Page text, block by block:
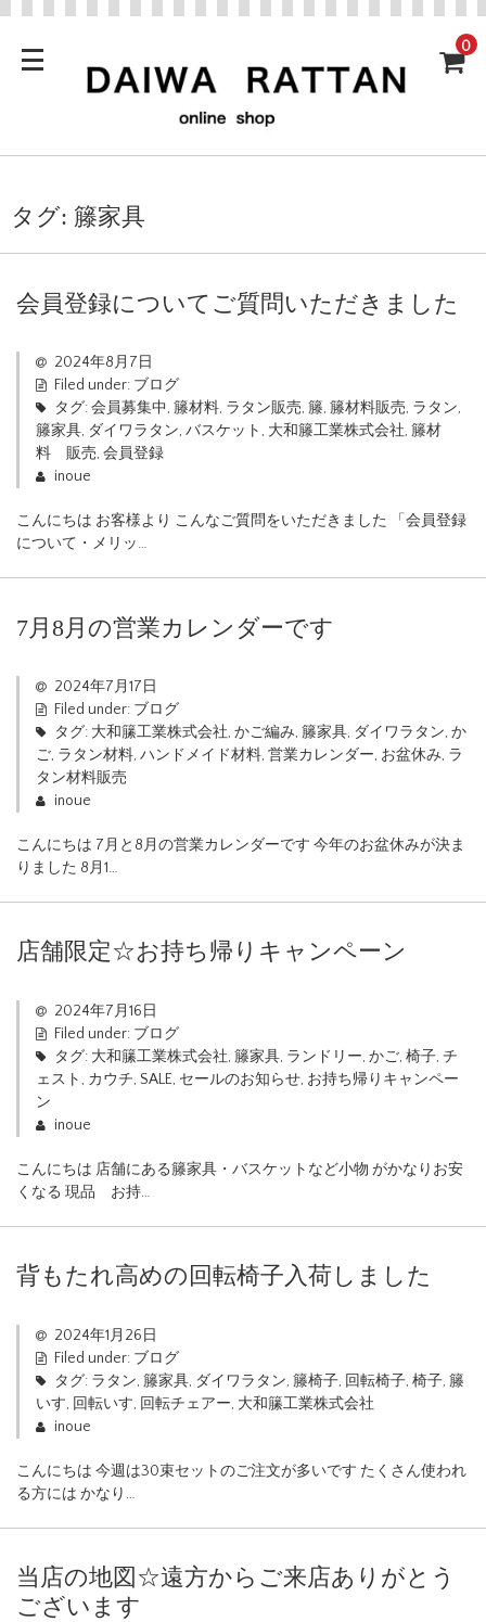
0
タグ: 籐家具
会員登録についてご質問いただきました
2024年8月7日
Filed under: ブログ
タグ:会員募集中, 籐材料, ラタン販売, 籐, 籐材料販売, ラタン,
籐家具, ダイワラタン, バスケット , 大和籐工業株式会社, 籐材
料 販売, 会員登録
inoue
こんにちは お客様より こんなご質問をいただきました 「会員登録
について・メリッ…
7月8月の営業カレンダーです
2024年7月17日
Filed under: ブログ
タグ: 大和籘工業株式会社, かご編み, 籐家具, ダイワラタン, か
ご, ラタン材料, ハンドメイド材料, 営業カレンダー, お盆休み, ラ
タン材料販売
inoue
こんにちは 7月と8月の営業カレンダーです 今年のお盆休みが決ま
りました 8月1…
店舗限定☆お持ち帰りキャンペーン
2024年7月16日
Filed under: ブログ
タグ: 大和籘工業株式会社, 籐家具, ランドリー, かご, 椅子, チ
ェスト , カウチ, SALE, セールのお知らせ, お持ち帰りキャンペー
ン
inoue
こんにちは 店舗にある籐家具・バスケットなど小物 がかなりお安
くなる 現品 お持…
背もたれ高めの回転椅子入荷しました
2024年1月26日
Filed under: ブログ
タグ: ラタン, 籐家具, ダイワラタン, 籐椅子, 回転椅子, 椅子, 籐
いす, 回転いす, 回転チェアー, 大和籘工業株式会社
inoue
こんにちは 今週は30束セットのご注文が多いです たくさん使われ
る方には かなり…
当店の地図☆遠方からご来店ありがとう
ございます